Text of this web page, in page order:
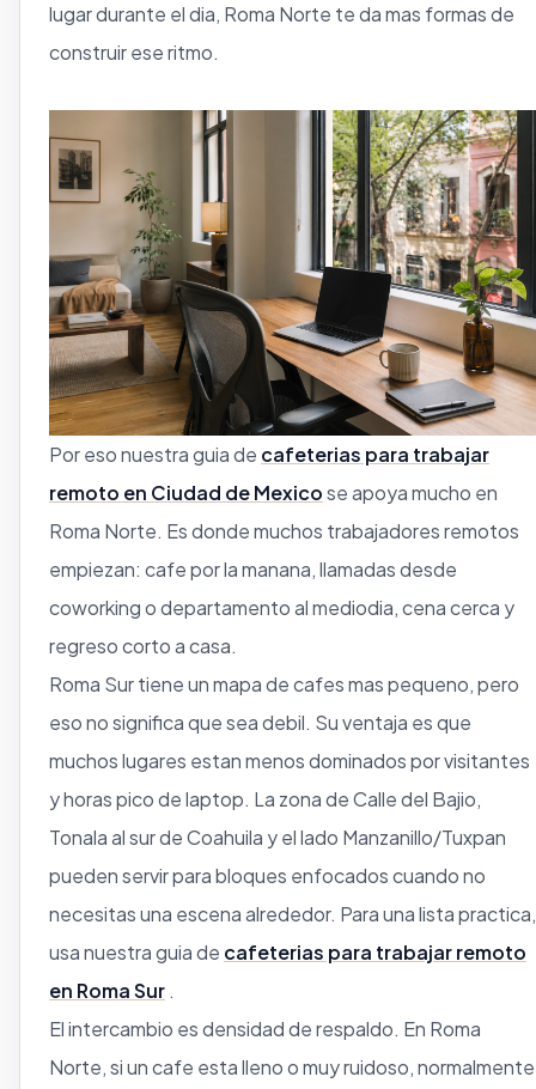
lugar durante el dia, Roma Norte te da mas formas de
construir ese ritmo.
Por eso nuestra guia de cafeterias para trabajar
remoto en Ciudad de Mexicose apoya mucho en
Roma Norte. Es donde muchos trabajadores remotos
empiezan: cafe por la manana, llamadas desde
coworking o departamento al mediodia, cena cerca y
regreso corto a casa.
Roma Sur tiene un mapa de cafes mas pequeno, pero
eso no significa que sea debil. Su ventaja es que
muchos lugares estan menos dominados por visitantes
y horas pico de laptop. La zona de Calle del Bajio,
Tonala al sur de Coahuila y el lado Manzanillo/Tuxpan
pueden servir para bloques enfocados cuando no
necesitas una escena alrededor. Para una lista practica,
usa nuestra guia de cafeterias para trabajar remoto
en Roma Sur .
El intercambio es densidad de respaldo. En Roma
Norte, si un cafe esta lleno o muy ruidoso, normalmente